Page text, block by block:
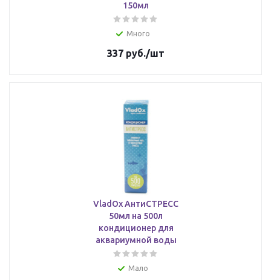
150мл
Много
337 руб./шт
VladOx АнтиСТРЕСС
50мл на 500л
кондиционер для
аквариумной воды
Мало